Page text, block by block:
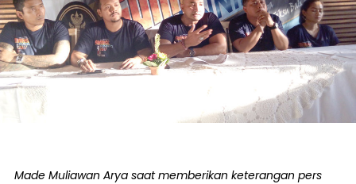
Made Muliawan Arya saat memberikan keterangan pers